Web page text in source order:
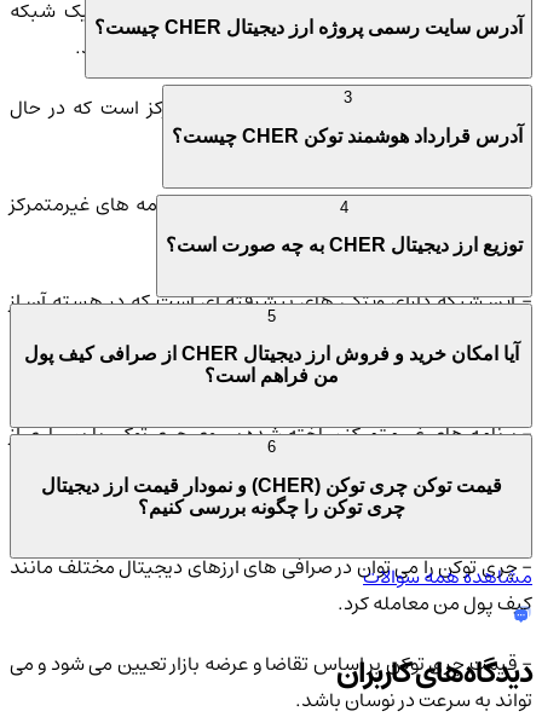
- Cherry Network یک ارز دیجیتال است که بر روی یک شبکه
بلاکچین لایه یک بهینه شده برای عملیات داده عمل می کند.
- پروژه Cherry یک سازمان مستقل غیرمتمرکز است که در حال
توسعه این شبکه است.
- Cherry به عنوان یک زیرساخت خاص برای برنامه های غیرمتمرکز
که داده ها را مدیریت می کنند عمل می کند.
- این شبکه دارای ویژگی های پیشرفته ای است که در هسته آن از
پیش ساخته شده است و در سایر بلاکچین ها از طریق کانال های
قابلیت همکاری Cherry قابل دسترسی است.
- برنامه های غیرمتمرکز ساخته شده بر روی چری توکن یا بسیاری از
مشهورترین شبکه های غیرمتمرکز اکنون می توانند از این ویژگی های
پیشرفته استفاده کنند.
- چری توکن را می توان در صرافی های ارزهای دیجیتال مختلف مانند
کیف پول من معامله کرد.
- قیمت چری توکن بر اساس تقاضا و عرضه بازار تعیین می شود و می
تواند به سرعت در نوسان باشد.
آدرس سایت رسمی پروژه ارز دیجیتال CHER چیست؟
آدرس قرارداد هوشمند توکن CHER چیست؟
توزیع ارز دیجیتال CHER به چه صورت است؟
آیا امکان خرید و فروش ارز دیجیتال CHER از صرافی کیف پول
من فراهم است؟
قیمت توکن چری توکن (CHER) و نمودار قیمت ارز دیجیتال
چری توکن را چگونه بررسی کنیم؟
مشاهده همه سوالات
دیدگاه‌های کاربران